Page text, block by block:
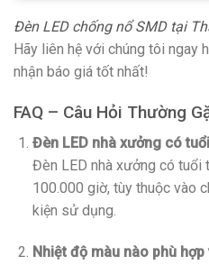
Đèn LED chống nổ SMD tại
Hãy liên hệ với chúng tôi ngay
nhận báo giá tốt nhất!
FAQ – Câu Hỏi Thường
Đèn LED nhà xưởng có
Đèn LED nhà xưởng có tuổi
100.000 giờ, tùy thuộc vào
kiện sử dụng.
Nhiệt độ màu nào phù